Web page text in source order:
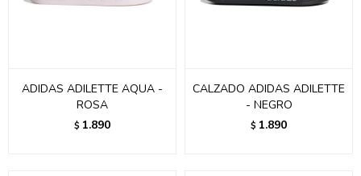
ADIDAS ADILETTE AQUA -
ROSA
$ 1.890
CALZADO ADIDAS ADILETTE
- NEGRO
$ 1.890